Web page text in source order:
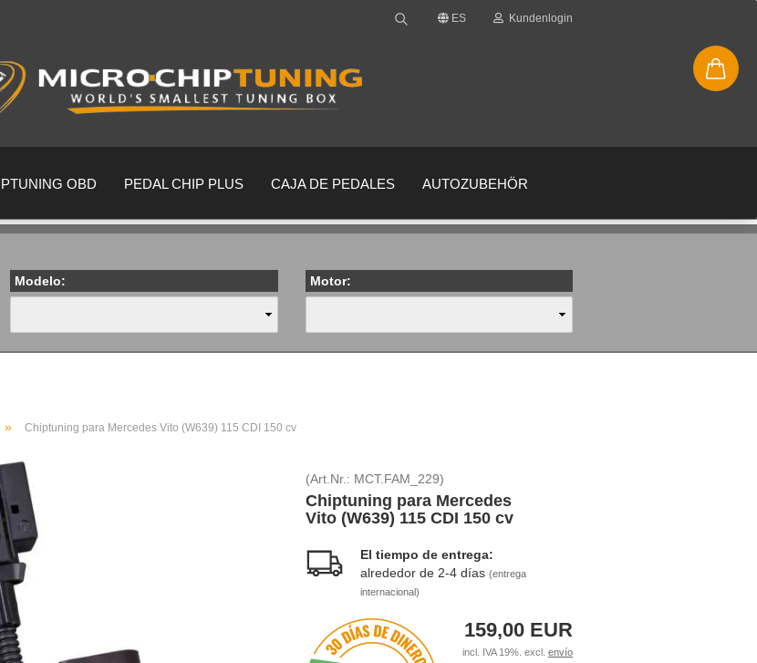
ES
Sprache auswählen
Kundenlogin
¿Ha olvidado su contraseña?
OBD PEDAL CHIP PLUS CAJA DE PEDALES AUTOZUBEHÖR
Modelo: Motor:
» Chiptuning para Mercedes Vito (W639) 115 CDI 150 cv
(Art.Nr.: MCT.FAM_229)
Chiptuning para Mercedes
Vito (W639) 115 CDI 150 cv
El tiempo de entrega:
alrededor de 2-4 días (entrega
internacional)
159,00 EUR
incl. IVA 19%. excl. envío